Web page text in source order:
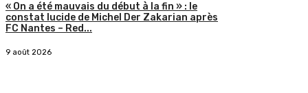
« On a été mauvais du début à la fin » : le
constat lucide de Michel Der Zakarian après
FC Nantes – Red...
9 août 2026